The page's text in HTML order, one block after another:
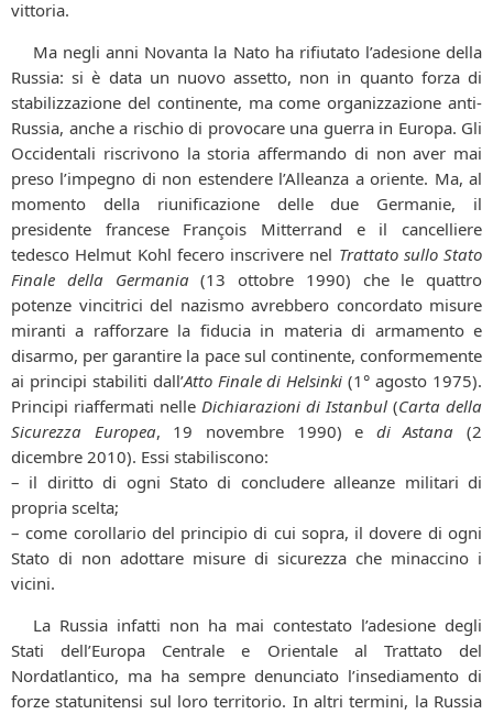
vittoria.
Ma negli anni Novanta la Nato ha rifiutato l’adesione della
Russia: si è data un nuovo assetto, non in quanto forza di
stabilizzazione del continente, ma come organizzazione anti-
Russia, anche a rischio di provocare una guerra in Europa. Gli
Occidentali riscrivono la storia affermando di non aver mai
preso l’impegno di non estendere l’Alleanza a oriente. Ma, al
momento della riunificazione delle due Germanie, il
presidente francese François Mitterrand e il cancelliere
tedesco Helmut Kohl fecero inscrivere nel Trattato sullo Stato
Finale della Germania(13 ottobre 1990) che le quattro
potenze vincitrici del nazismo avrebbero concordato misure
miranti a rafforzare la fiducia in materia di armamento e
disarmo, per garantire la pace sul continente, conformemente
ai principi stabiliti dall’Atto Finale di Helsinki(1° agosto 1975).
Principi riaffermati nelle Dichiarazioni di Istanbul (Carta della
Sicurezza Europea, 19 novembre 1990) e di Astana (2
dicembre 2010). Essi stabiliscono:
– il diritto di ogni Stato di concludere alleanze militari di
propria scelta;
– come corollario del principio di cui sopra, il dovere di ogni
Stato di non adottare misure di sicurezza che minaccino i
vicini.
La Russia infatti non ha mai contestato l’adesione degli
Stati dell’Europa Centrale e Orientale al Trattato del
Nordatlantico, ma ha sempre denunciato l’insediamento di
forze statunitensi sul loro territorio. In altri termini, la Russia